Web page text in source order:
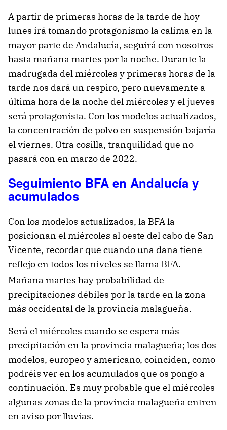
A partir de primeras horas de la tarde de hoy
lunes irá tomando protagonismo la calima en la
mayor parte de Andalucía, seguirá con nosotros
hasta mañana martes por la noche. Durante la
madrugada del miércoles y primeras horas de la
tarde nos dará un respiro, pero nuevamente a
última hora de la noche del miércoles y el jueves
será protagonista. Con los modelos actualizados,
la concentración de polvo en suspensión bajaría
el viernes. Otra cosilla, tranquilidad que no
pasará con en marzo de 2022.
Seguimiento BFA en Andalucía y
acumulados
Con los modelos actualizados, la BFA la
posicionan el miércoles al oeste del cabo de San
Vicente, recordar que cuando una dana tiene
reflejo en todos los niveles se llama BFA.
Mañana martes hay probabilidad de
precipitaciones débiles por la tarde en la zona
más occidental de la provincia malagueña.
Será el miércoles cuando se espera más
precipitación en la provincia malagueña; los dos
modelos, europeo y americano, coinciden, como
podréis ver en los acumulados que os pongo a
continuación. Es muy probable que el miércoles
algunas zonas de la provincia malagueña entren
en aviso por lluvias.